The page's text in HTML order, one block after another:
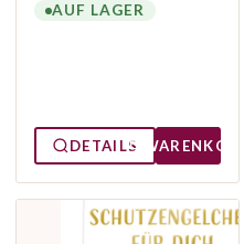
AUF LAGER
DETAILS WARENKORB